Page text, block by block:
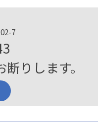
7
りします。